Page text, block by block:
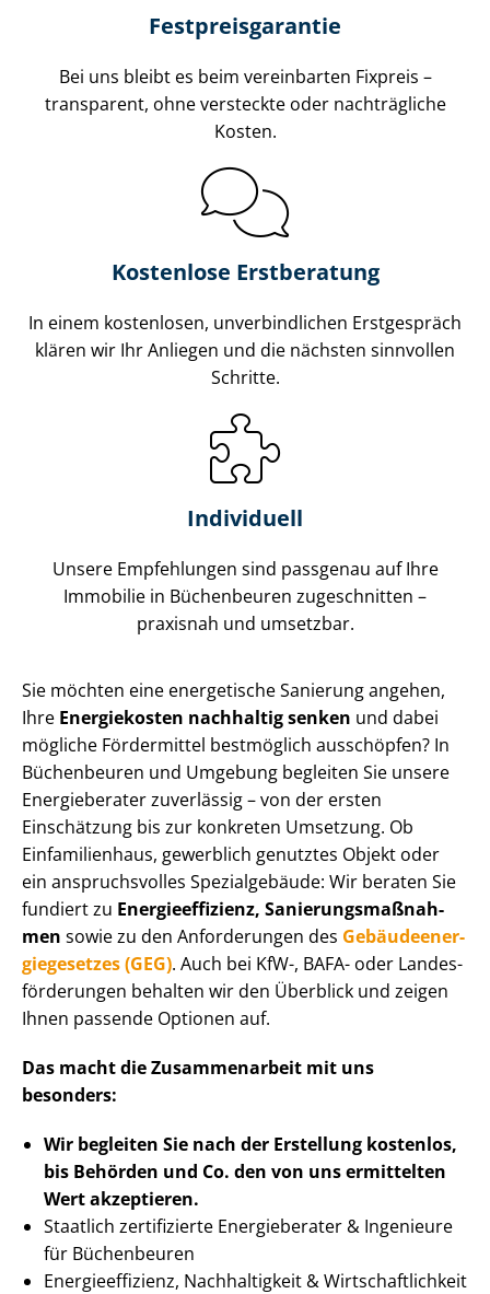
Fest­preis­ga­ran­tie
Bei uns bleibt es beim vereinbarten Fixpreis –
transparent, ohne versteckte oder nachträgliche
Kosten.
Kostenlose Erstberatung
In einem kostenlosen, unverbindlichen Erstgespräch
klären wir Ihr Anliegen und die nächsten sinnvollen
Schritte.
Individuell
Unsere Empfehlungen sind passgenau auf Ihre
Immobilie in Büchenbeuren zugeschnitten –
praxisnah und umsetzbar.
Sie möchten eine energetische Sanierung angehen,
Ihre Energiekosten nachhaltig senken und dabei
mögliche Fördermittel bestmöglich ausschöpfen? In
Büchenbeuren und Umgebung begleiten Sie unsere
Energieberater zuverlässig – von der ersten
Einschätzung bis zur konkreten Umsetzung. Ob
Einfamilienhaus, gewerblich genutztes Objekt oder
ein anspruchsvolles Spezialgebäude: Wir beraten Sie
fundiert zu En­er­gie­ef­fi­zi­enz, Sa­nie­rungs­maß­nah­
men sowie zu den Anforderungen des Ge­bäu­de­en­er­
gie­ge­set­zes (GEG). Auch bei KfW-, BAFA- oder Lan­des­
för­de­run­gen behalten wir den Überblick und zeigen
Ihnen passende Optionen auf.
Das macht die Zusammenarbeit mit uns
besonders:
Wir begleiten Sie nach der Erstellung kostenlos,
bis Behörden und Co. den von uns ermittelten
Wert akzeptieren.
Staatlich zertifizierte Energieberater & Ingenieure
für Büchenbeuren
En­er­gie­ef­fi­zi­enz, Nachhaltigkeit & Wirt­schaft­lich­keit